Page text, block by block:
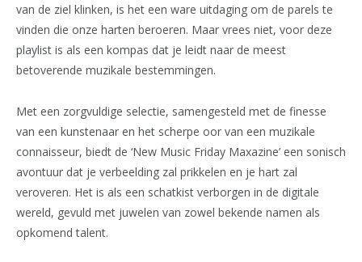
van de ziel klinken, is het een ware uitdaging om de parels te
vinden die onze harten beroeren. Maar vrees niet, voor deze
playlist is als een kompas dat je leidt naar de meest
betoverende muzikale bestemmingen.
Met een zorgvuldige selectie, samengesteld met de finesse
van een kunstenaar en het scherpe oor van een muzikale
connaisseur, biedt de ‘New Music Friday Maxazine’ een sonisch
avontuur dat je verbeelding zal prikkelen en je hart zal
veroveren. Het is als een schatkist verborgen in de digitale
wereld, gevuld met juwelen van zowel bekende namen als
opkomend talent.